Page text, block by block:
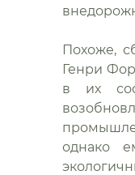
Похоже,
Генри
в их
однако